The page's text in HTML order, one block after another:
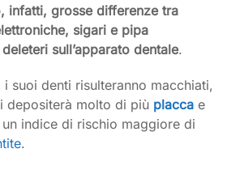
infatti, grosse differenze tra
sigari e pipa
sull’apparato dentale.
i suoi denti risulteranno macchiati,
depositerà molto di più placca e
indice di rischio maggiore di
.